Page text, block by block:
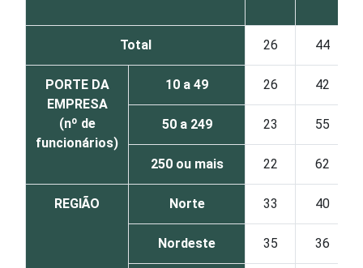
Total 26 44
PORTE DA
EMPRESA
(nº de
funcionários)
10 a 49 26 42
50 a 249 23 55
250 ou mais 22 62
REGIÃO Norte 33 40
Nordeste 35 36